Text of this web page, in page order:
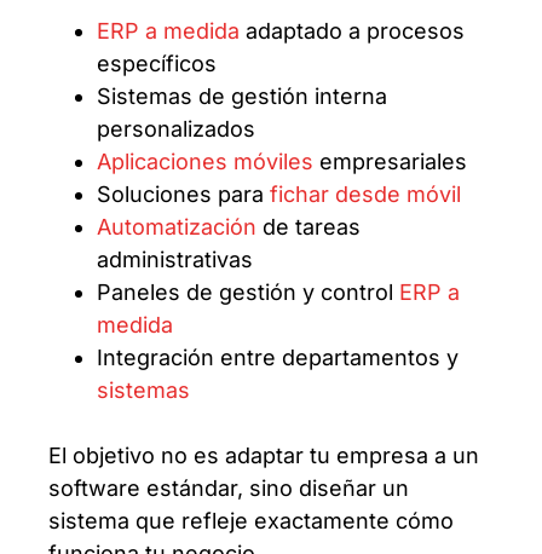
ERP a medida adaptado a procesos
específicos
Sistemas de gestión interna
personalizados
Aplicaciones móviles empresariales
Soluciones para fichar desde móvil
Automatización de tareas
administrativas
Paneles de gestión y control ERP a
medida
Integración entre departamentos y
sistemas
El objetivo no es adaptar tu empresa a un
software estándar, sino diseñar un
sistema que refleje exactamente cómo